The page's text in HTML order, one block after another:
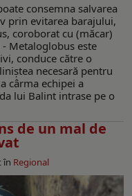
consemna salvarea
prin evitarea barajului,
coroborat cu (măcar)
Metaloglobus este
conduce către o
necesară pentru
cârma echipei a
lui Balint intrase pe o
de un mal de
în Regional